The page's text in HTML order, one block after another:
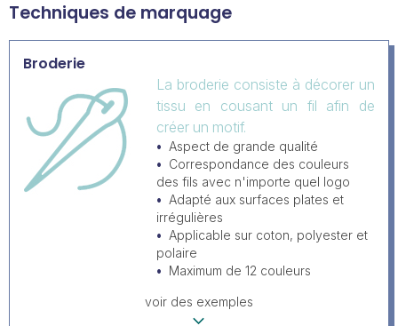
Techniques de marquage
Broderie
La broderie consiste à décorer un
tissu en cousant un fil afin de
créer un motif.
Aspect de grande qualité
Correspondance des couleurs
des fils avec n'importe quel logo
Adapté aux surfaces plates et
irrégulières
Applicable sur coton, polyester et
polaire
Maximum de 12 couleurs
voir des exemples